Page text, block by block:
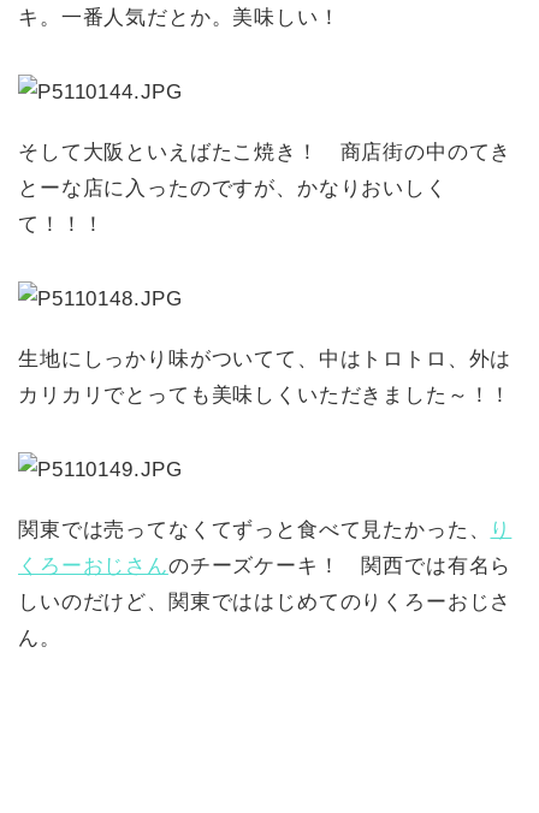
キ。一番人気だとか。美味しい！
そして大阪といえばたこ焼き！ 商店街の中のてき
とーな店に入ったのですが、かなりおいしく
て！！！
生地にしっかり味がついてて、中はトロトロ、外は
カリカリでとっても美味しくいただきました～！！
関東では売ってなくてずっと食べて見たかった、
り
くろーおじさんのチーズケーキ！ 関西では有名ら
しいのだけど、関東でははじめてのりくろーおじさ
ん。